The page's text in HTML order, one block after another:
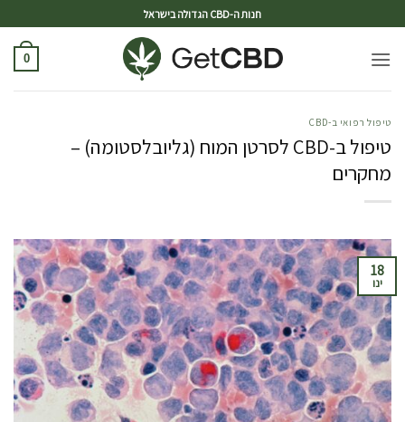
חנות ה-CBD הגדולה בישראל
0
טיפול רפואי ב-CBD
טיפול ב-CBD לסרטן המוח (גליובלסטומה) –
מחקרים
18
ינו